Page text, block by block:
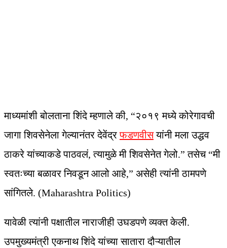
माध्यमांशी बोलताना शिंदे म्हणाले की, “२०१९ मध्ये कोरेगावची
जागा शिवसेनेला गेल्यानंतर देवेंद्रफडणवीसयांनी मला उद्धव
ठाकरे यांच्याकडे पाठवलं, त्यामुळे मी शिवसेनेत गेलो.” तसेच “मी
स्वतःच्या बळावर निवडून आलो आहे,” असेही त्यांनी ठामपणे
सांगितले. (Maharashtra Politics)
यावेळी त्यांनी पक्षातील नाराजीही उघडपणे व्यक्त केली.
उपमुख्यमंत्री एकनाथ शिंदे यांच्या सातारा दौऱ्यातील